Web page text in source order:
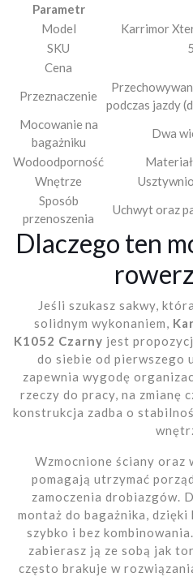
Parametr
Model
Karrimor
SKU
Cena
Przeznaczenie
podczas jazdy
Mocowanie na
bagażniku
Dwa
Wodoodporność
Wnętrze
Sposób
przenoszenia
Uchwyt oraz
Dlaczego ten
Jeśli szukasz sakwy,
solidnym wykonaniem,
K1052 Czarny jest
do siebie od pierwszego
zapewnia wygodę
rzeczy do pracy, na zmianę
konstrukcja zadba o
Wzmocnione ściany oraz
pomagają utrzymać
zamoczenia drobiazgów.
montaż do bagażnika, dzięki
szybko i bez
zabierasz ją ze sobą jak
często brakuje w